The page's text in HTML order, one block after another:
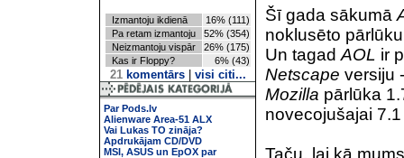
Izmantoju ikdienā
16% (111)
Pa retam izmantoju
52% (354)
Neizmantoju vispār
26% (175)
Kas ir Floppy?
6% (43)
21komentārs| visi citi...
Par Pods.lv
Alienware Area-51 ALX
Vai Lukas TO zināja?
Apdrukājam CD/DVD
MSI, ASUS un EpOX par
Šī gada sākumā
noklusēto
Un tagad AOL ir
Netscape versiju
Mozilla pārlūka
novecojušajai
Taču, lai kā